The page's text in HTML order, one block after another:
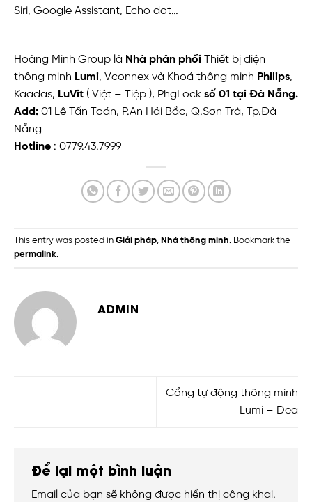
Siri, Google Assistant, Echo dot…
——
Hoàng Minh Group là Nhà phân phối Thiết bị điện
thông minh Lumi, Vconnex và Khoá thông minh Philips,
Kaadas, LuVit ( Việt – Tiệp ), PhgLock số 01 tại Đà Nẵng.
Add: 01 Lê Tấn Toán, P.An Hải Bắc, Q.Sơn Trà, Tp.Đà
Nẵng
Hotline : 0779.43.7999
This entry was posted in Giải pháp, Nhà thông minh. Bookmark the
permalink.
ADMIN
Cổng tự động thông minh
Lumi – Dea
Để lại một bình luận
Email của bạn sẽ không được hiển thị công khai.